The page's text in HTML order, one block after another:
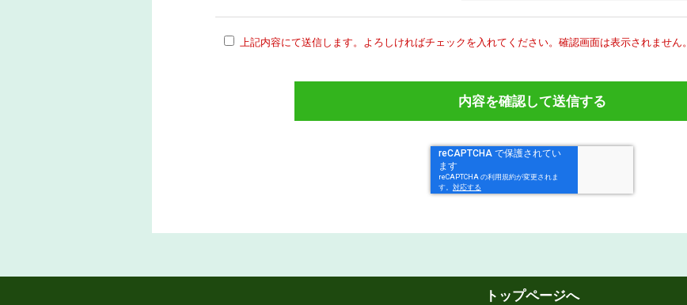
上記内容にて送信します。 よろしければチェックを入れてください。 確認画面は表示されません。
トップページへ